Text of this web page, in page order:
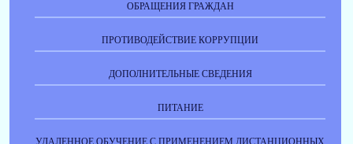
ОБРАЩЕНИЯ ГРАЖДАН
ПРОТИВОДЕЙСТВИЕ КОРРУПЦИИ
ДОПОЛНИТЕЛЬНЫЕ СВЕДЕНИЯ
ПИТАНИЕ
УДАЛЕННОЕ ОБУЧЕНИЕ С ПРИМЕНЕНИЕМ ДИСТАНЦИОННЫХ